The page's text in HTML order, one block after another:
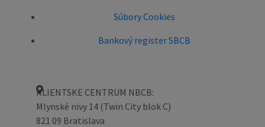
Súbory Cookies
Bankový register SBCB
KLIENTSKE CENTRUM NBCB:
Mlynské nivy 14 (Twin City blok C)
821 09 Bratislava